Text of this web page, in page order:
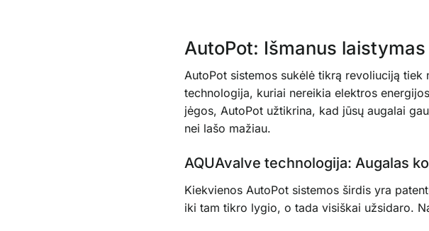
AutoPot: Išmanus
AutoPot sistemos sukėlė tikrą revoliuciją
technologija, kuriai nereikia elektros
jėgos, AutoPot užtikrina, kad jūsų augalai
nei lašo mažiau.
AQUAvalve technologija: Augalas
Kiekvienos AutoPot sistemos širdis yra
iki tam tikro lygio, o tada visiškai užsidaro.